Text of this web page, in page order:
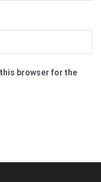
browser for the